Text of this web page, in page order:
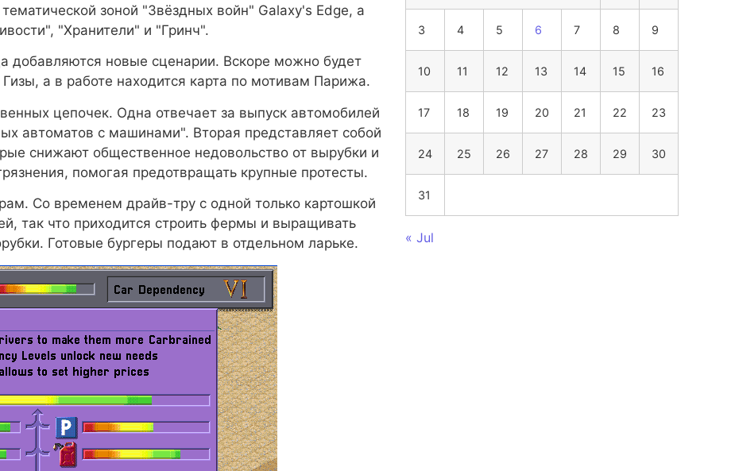
зоной "Звёздных войн" Galaxy's Edge, а
"Хранители" и "Гринч".
добавляются новые сценарии. Вскоре можно будет
а в работе находится карта по мотивам Парижа.
цепочек. Одна отвечает за выпуск автомобилей
автоматов с машинами". Вторая представляет собой
снижают общественное недовольство от вырубки и
помогая предотвращать крупные протесты.
Со временем драйв-тру с одной только картошкой
так что приходится строить фермы и выращивать
Готовые бургеры подают в отдельном ларьке.
3 4 5 6 7 8 9
10 11 12 13 14 15 16
17 18 19 20 21 22 23
24 25 26 27 28 29 30
31
« Jul